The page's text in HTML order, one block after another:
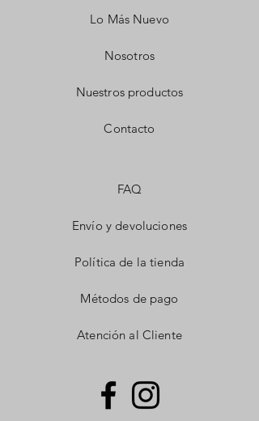
Lo Más Nuevo
Nosotros
Nuestros productos
Contacto
FAQ
Envío y devoluciones
Política de la tienda
Métodos de pago
Atención al Cliente